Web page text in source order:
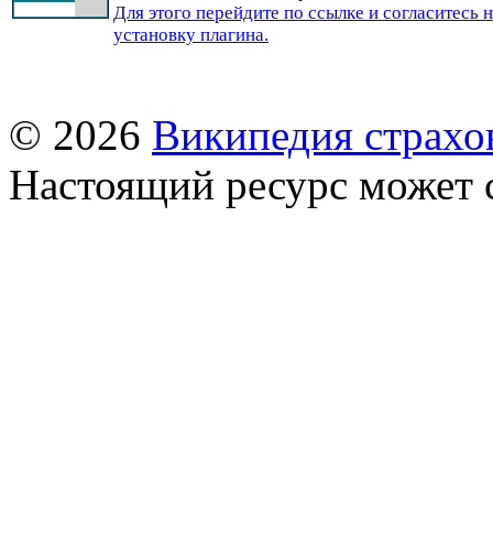
Для этого перейдите по ссылке и согласитесь
установку плагина.
© 2026 Википедия
Настоящий ресурс может